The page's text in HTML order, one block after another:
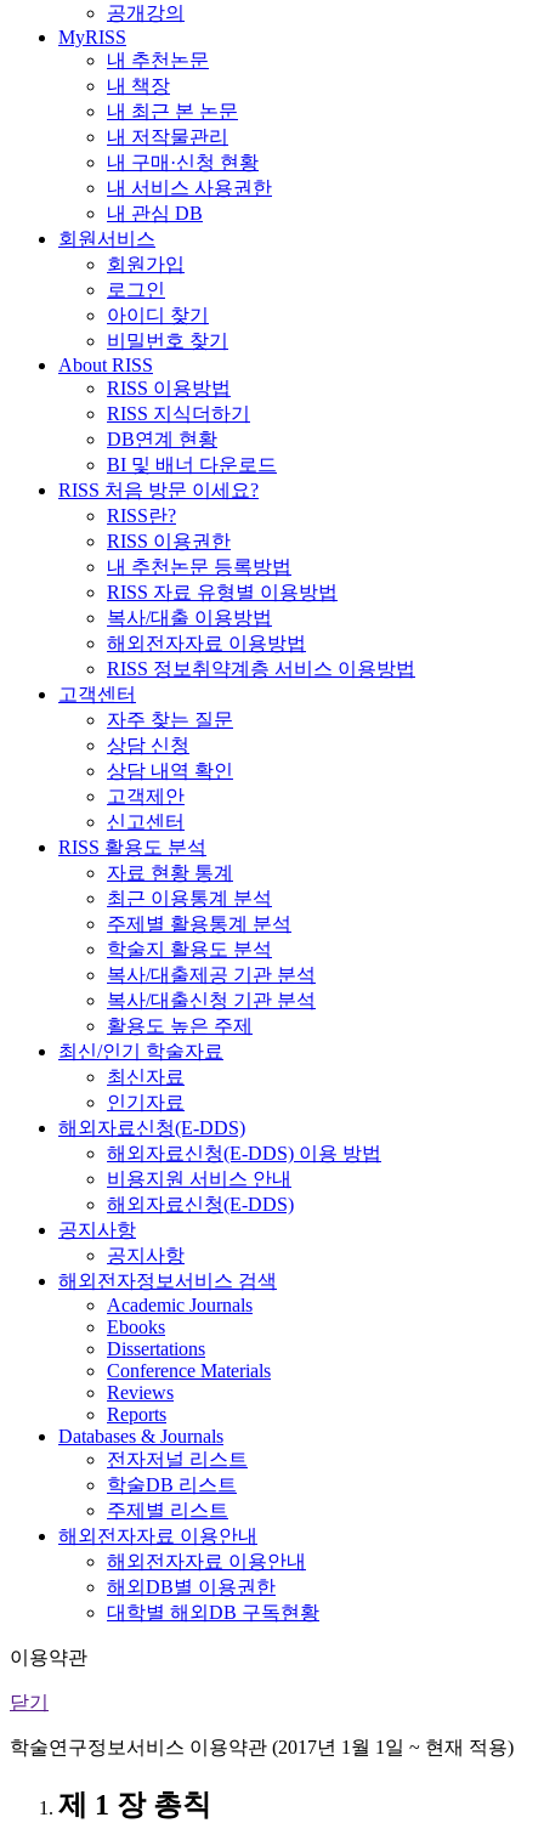
공개강의
MyRISS
내 추천논문
내 책장
내 최근 본 논문
내 저작물관리
내 구매·신청 현황
내 서비스 사용권한
내 관심 DB
회원서비스
회원가입
로그인
아이디 찾기
비밀번호 찾기
About RISS
RISS 이용방법
RISS 지식더하기
DB연계 현황
BI 및 배너 다운로드
RISS 처음 방문 이세요?
RISS란?
RISS 이용권한
내 추천논문 등록방법
RISS 자료 유형별 이용방법
복사/대출 이용방법
해외전자자료 이용방법
RISS 정보취약계층 서비스 이용방법
고객센터
자주 찾는 질문
상담 신청
상담 내역 확인
고객제안
신고센터
RISS 활용도 분석
자료 현황 통계
최근 이용통계 분석
주제별 활용통계 분석
학술지 활용도 분석
복사/대출제공 기관 분석
복사/대출신청 기관 분석
활용도 높은 주제
최신/인기 학술자료
최신자료
인기자료
해외자료신청(E-DDS)
해외자료신청(E-DDS) 이용 방법
비용지원 서비스 안내
해외자료신청(E-DDS)
공지사항
공지사항
해외전자정보서비스 검색
Academic Journals
Ebooks
Dissertations
Conference Materials
Reviews
Reports
Databases & Journals
전자저널 리스트
학술DB 리스트
주제별 리스트
해외전자자료 이용안내
해외전자자료 이용안내
해외DB별 이용권한
대학별 해외DB 구독현황
이용약관
닫기
학술연구정보서비스 이용약관 (2017년 1월 1일 ~ 현재 적용)
제 1 장 총칙